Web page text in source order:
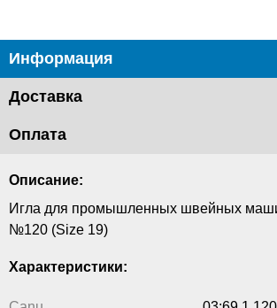
Информация
Доставка
Оплата
Описание:
Игла для промышленных швейных
№120 (Size 19)
Характеристики: